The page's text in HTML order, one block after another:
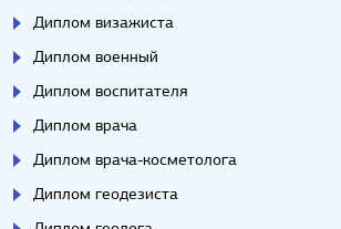
Диплом визажиста
Диплом военный
Диплом воспитателя
Диплом врача
Диплом врача-косметолога
Диплом геодезиста